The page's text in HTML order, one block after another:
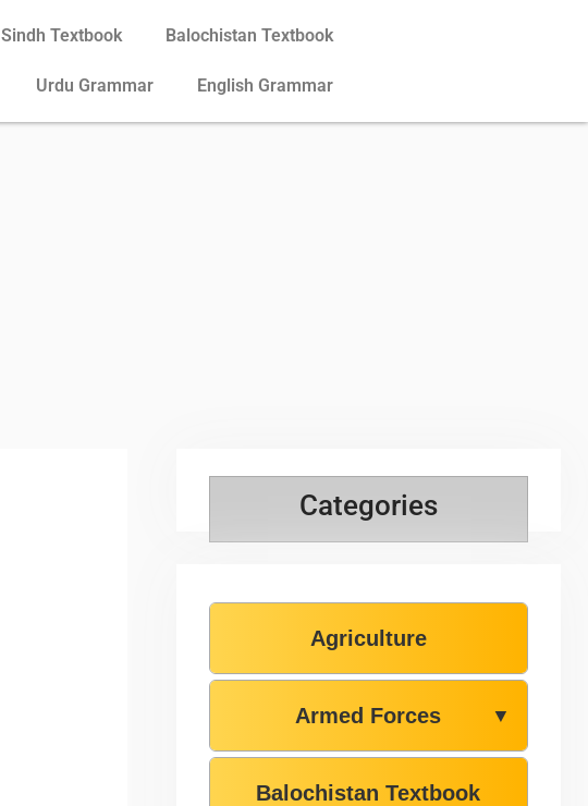
Sindh Textbook Balochistan Textbook
Urdu Grammar English Grammar
Categories
Agriculture
Armed Forces ▼
Balochistan Textbook